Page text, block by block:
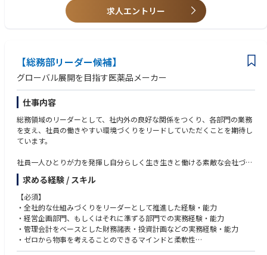
・働きやすさ︓年休120⽇(2023年度実績)、GW（8⽇）、夏期（9⽇）、
年末年始休暇（9⽇）と休⽇数が豊富。その他、平均勤続年数12年、平均
求人エントリー
【総務部リーダー候補】
グローバル展開を目指す医薬品メーカー
仕事内容
総務領域のリーダーとして、社内外の良好な関係をつくり、各部門の業務
を支え、社員の働きやすい環境づくりをリードしていただくことを期待し
ています。
社員一人ひとりが力を発揮し自分らしく生き生きと働ける素敵な会社づく
りに一緒にチャレンジしませんか。
具体的には、社内の各部門と協議し、社内ステークホルダーと連携しなが
ら以下領域をリードしていただきます。
求める経験 / スキル
【必須】
・全社的な仕組みづくりをリーダーとして推進した経験・能力
・経営企画部門、もしくはそれに準ずる部門での実務経験・能力
・管理会計をベースとした財務諸表・投資計画などの実務経験・能力
・ゼロから物事を考えることのできるマインドと柔軟性